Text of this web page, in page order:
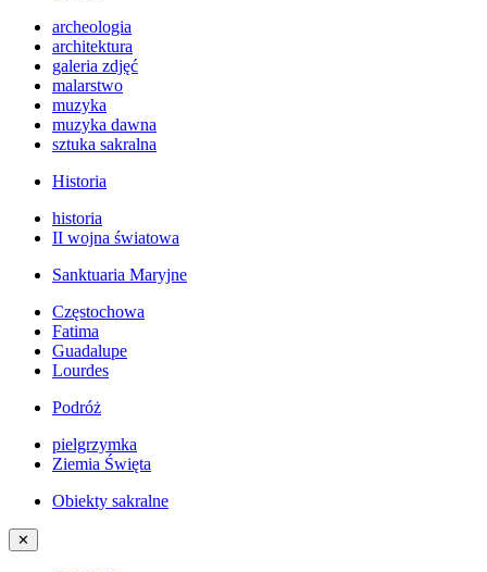
archeologia
architektura
galeria zdjęć
malarstwo
muzyka
muzyka dawna
sztuka sakralna
Historia
historia
II wojna światowa
Sanktuaria Maryjne
Częstochowa
Fatima
Guadalupe
Lourdes
Podróż
pielgrzymka
Ziemia Święta
Obiekty sakralne
✕